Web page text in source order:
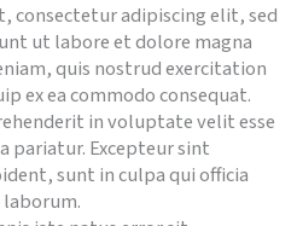
consectetur adipiscing elit, sed
ut labore et dolore magna
quis nostrud exercitation
ex ea commodo consequat.
in voluptate velit esse
pariatur. Excepteur sint
sunt in culpa qui officia